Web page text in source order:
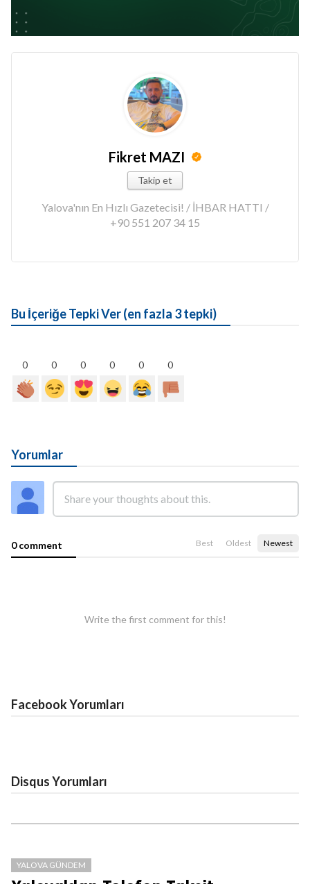
Fikret MAZI
Takip et
Yalova'nın En Hızlı Gazetecisi! / İHBAR HATTI /
+90 551 207 34 15
Bu İçeriğe Tepki Ver (en fazla 3 tepki)
0 0 0 0 0 0
Yorumlar
0 comment Best Oldest Newest
Write the first comment for this!
Facebook Yorumları
Disqus Yorumları
YALOVA GÜNDEM